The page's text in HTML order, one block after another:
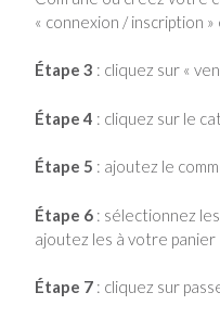
« connexion / inscription
Étape 3 : cliquez sur «
Étape 4 : cliquez sur le
Étape 5 : ajoutez le
Étape 6 : sélectionnez
ajoutez les à votre panier
Étape 7 : cliquez sur